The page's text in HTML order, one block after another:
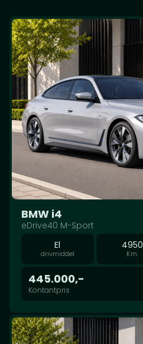
BMW i4
eDrive40 M-Sport
El
drivmiddel
4950
Km.
445.000,-
Kontantpris